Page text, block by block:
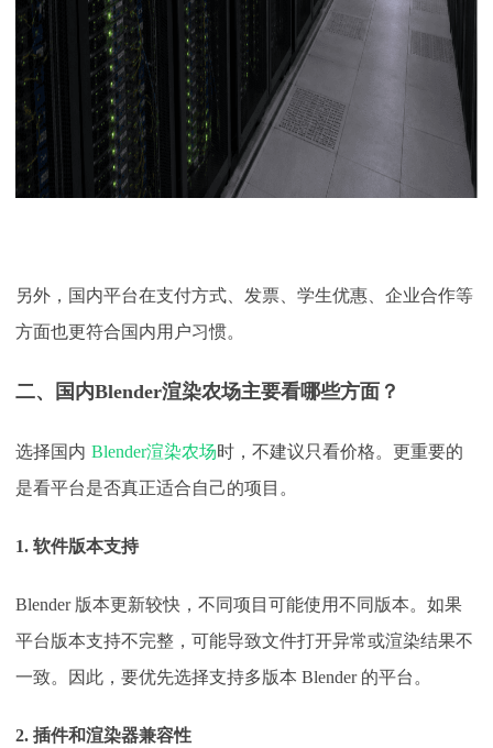
另外，国内平台在支付方式、发票、学生优惠、企业合作等
方面也更符合国内用户习惯。
二、国内Blender渲染农场主要看哪些方面？
选择国内 Blender渲染农场时，不建议只看价格。更重要的
是看平台是否真正适合自己的项目。
1. 软件版本支持
Blender 版本更新较快，不同项目可能使用不同版本。如果
平台版本支持不完整，可能导致文件打开异常或渲染结果不
一致。因此，要优先选择支持多版本 Blender 的平台。
2. 插件和渲染器兼容性